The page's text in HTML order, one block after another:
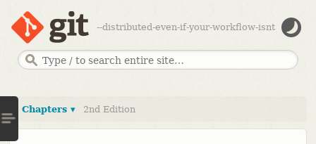
--distributed-even-if-your-workflow-isnt
Chapters ▾ 2nd Edition